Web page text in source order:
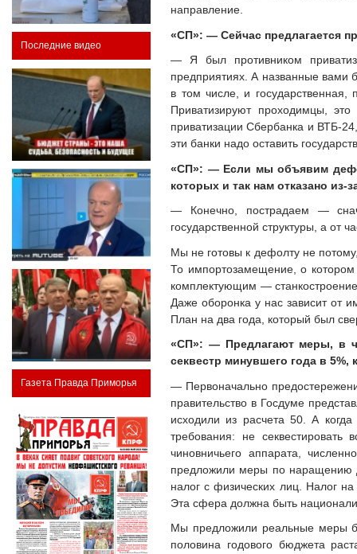
Последние видео
Газета Правда Приморья
направление.
«СП»: — Сейчас предлагается
— Я был противником
предприятиях. А названные вами
в том числе, и
Приватизируют проходимцы,
приватизации Сбербанка и ВТБ-
эти банки надо оставить
«СП»: — Если мы объявим
которых и так нам отказано
— Конечно, пострадаем —
государственной структуры, а от
Мы не готовы к дефолту не
То импортозамещение, о котором
комплектующим —
Даже оборонка у нас зависит от
План на два года, который был
«СП»: — Предлагают меры, в
секвестр минувшего года в
— Первоначально
правительство в Госдуме
исходили из расчета 50. А
требования: не
чиновничьего аппарата,
предложили меры по наращению
налог с физических лиц. Налог
Эта сфера должна быть
Мы предложили реальные меры
половина годового бюджета